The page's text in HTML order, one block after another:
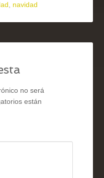
navidad
no será
están